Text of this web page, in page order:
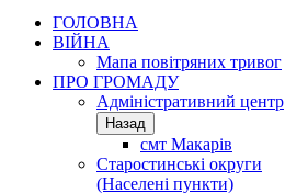
ГОЛОВНА
ВІЙНА
Мапа повітряних тривог
ПРО ГРОМАДУ
Aдміністративний центр
Назад
смт Макарів
Старостинські округи
(Населені пункти)